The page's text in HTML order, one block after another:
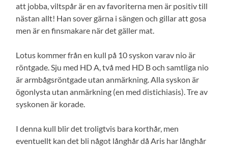
att jobba, viltspår är en av favoriterna men är positiv till
nästan allt! Han sover gärna i sängen och gillar att gosa
men är en finsmakare när det gäller mat.
Lotus kommer från en kull på 10 syskon varav nio är
röntgade. Sju med HD A, två med HD B och samtliga nio
är armbågsröntgade utan anmärkning. Alla syskon är
ögonlysta utan anmärkning (en med distichiasis). Tre av
syskonen är korade.
I denna kull blir det troligtvis bara korthår, men
eventuellt kan det bli något långhår då Aris har långhår